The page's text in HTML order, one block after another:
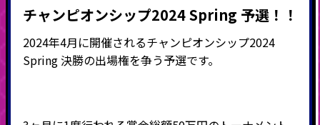
チャンピオンシップ2024 Spring 予選！！
2024年4月に開催されるチャンピオンシップ2024
Spring 決勝の出場権を争う予選です。